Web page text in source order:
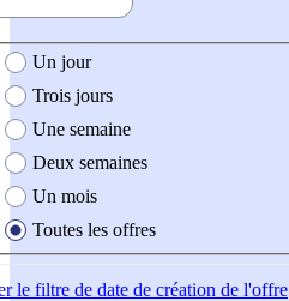
création de l'offre
Un jour
Trois jours
Une semaine
Deux semaines
Un mois
Toutes les offres
le filtre de date de création de l'offre